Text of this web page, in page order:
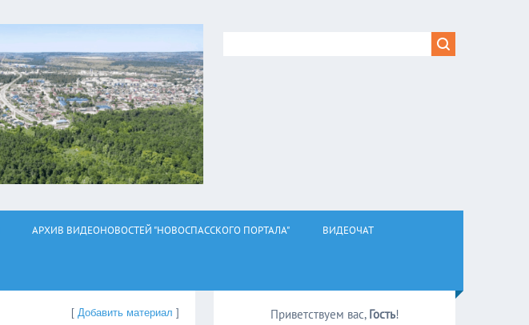
АРХИВ ВИДЕОНОВОСТЕЙ "НОВОСПАССКОГО ПОРТАЛА" ВИДЕОЧАТ
[Добавить материал ] Приветствуем вас, Гость!